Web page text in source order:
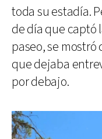
toda su estadía.
de día que captó
paseo, se
que dejaba
por debajo.